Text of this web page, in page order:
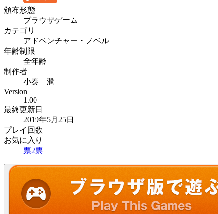
頒布形態
ブラウザゲーム
カテゴリ
アドベンチャー・ノベル
年齢制限
全年齢
制作者
小奏 潤
Version
1.00
最終更新日
2019年5月25日
プレイ回数
お気に入り
票2票